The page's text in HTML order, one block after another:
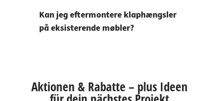
Kan jeg eftermontere klaphængsler
på eksisterende møbler?
Aktionen & Rabatte – plus Ideen